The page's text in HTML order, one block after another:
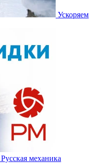
Ускоряем
механика